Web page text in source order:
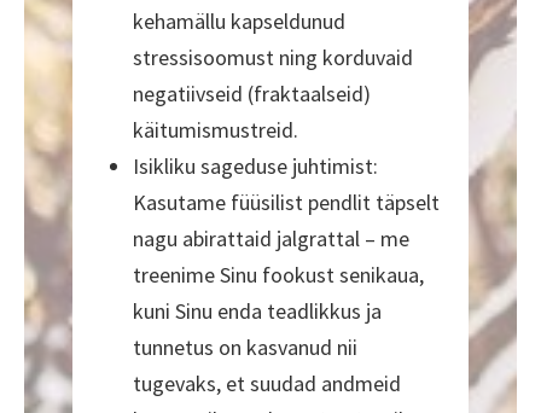
kehamällu kapseldunud
stressisoomust ning korduvaid
negatiivseid (fraktaalseid)
käitumismustreid.
Isikliku sageduse juhtimist:
Kasutame füüsilist pendlit täpselt
nagu abirattaid jalgrattal – me
treenime Sinu fookust senikaua,
kuni Sinu enda teadlikkus ja
tunnetus on kasvanud nii
tugevaks, et suudad andmeid